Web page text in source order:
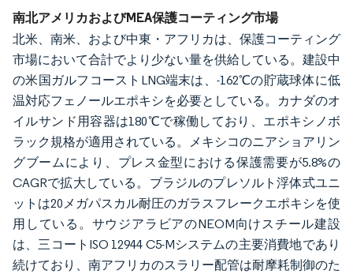
南北アメリカおよびMEA保護コーティング市場
北米、南米、および中東・アフリカは、保護コーティング
市場において合計でより少ない量を供給している。建設中
の米国ガルフコーストLNG端末は、-162℃の貯蔵球体に低
温対応フェノールエポキシを必要としている。カナダのオ
イルサンド用容器は180℃で稼働しており、エポキシノボ
ラック規格が適用されている。メキシコのニアショアリン
グブームにより、プレス金型における保護需要が5.8%の
CAGRで拡大している。ブラジルのプレソルト浮体式ユニ
ットは20メガパスカル耐圧のガラスフレークエポキシを使
用している。サウジアラビアのNEOM向けスチール建設
は、三コートISO 12944 C5-Mシステムの主要消費地であり
続けており、南アフリカのスラリー配管は耐摩耗制御のた